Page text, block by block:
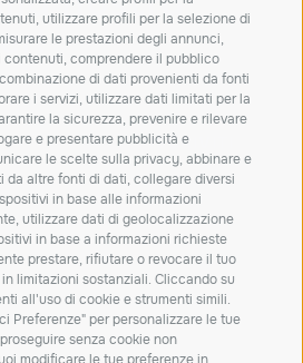
utilizzare profili per la selezione di
le prestazioni degli annunci,
comprendere il pubblico
di dati provenienti da fonti
i servizi, utilizzare dati limitati per la
la sicurezza, prevenire e rilevare
e presentare pubblicità e
le scelte sulla privacy, abbinare e
da altre fonti di dati, collegare diversi
in base alle informazioni
utilizzare dati di geolocalizzazione
in base a informazioni richieste
prestare, rifiutare o revocare il tuo
limitazioni sostanziali. Cliccando su
all'uso di cookie e strumenti simili.
Preferenze" per personalizzare le tue
senza cookie non
novità, soluzioni e
IT.
accetto laprivacy policy
ISCRIVITI
serviziConciliaWeb
tecnica
nell’ambito del PR FESR